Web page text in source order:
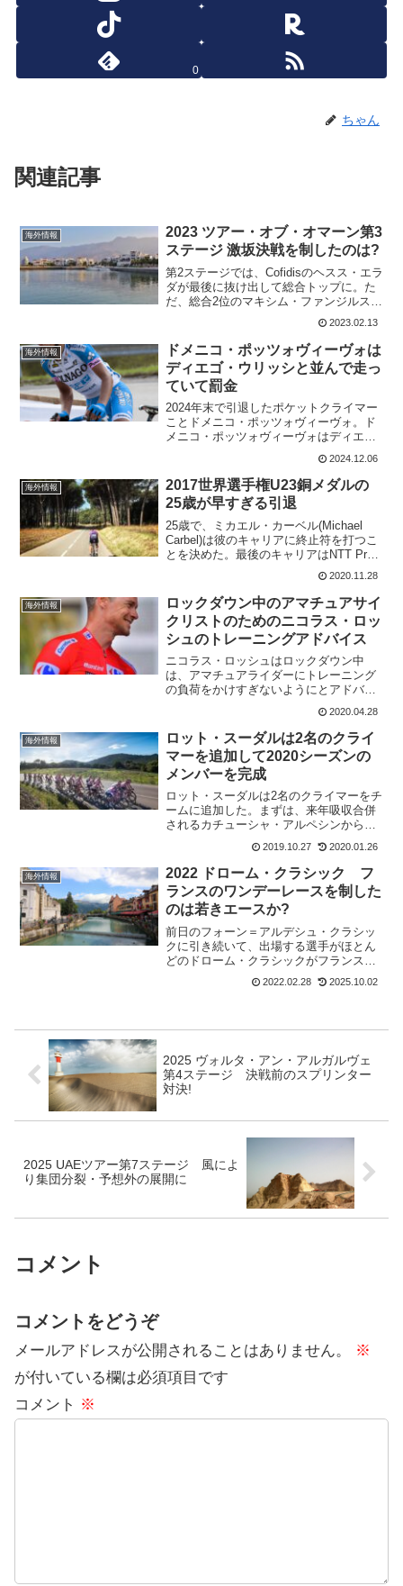
0
ちゃん
関連記事
海外情報
2023 ツアー・オブ・オマーン第3
ステージ 激坂決戦を制したのは?
第2ステージでは、Cofidisのヘスス・エラ
ダが最後に抜け出して総合トップに。た
だ、総合2位のマキシム・ファンジルス
(Lotto-Dstny)まで4秒差。ディエゴ・ウリ
ッシ(UAE Team Emirates)まで、6秒しか
ない。さらに、...
2023.02.13
海外情報
ドメニコ・ポッツォヴィーヴォは
ディエゴ・ウリッシと並んで走っ
ていて罰金
2024年末で引退したポケットクライマー
ことドメニコ・ポッツォヴィーヴォ。ド
メニコ・ポッツォヴィーヴォはディエ
ゴ・ウリッシと並んで走っていて警察に
18.5ユーロ(約3千円)の罰金を取られてし
まった。これについて、彼はイタリアの
道路交通法を変...
2024.12.06
海外情報
2017世界選手権U23銅メダルの
25歳が早すぎる引退
25歳で、ミカエル・カーベル(Michael
Carbel)は彼のキャリアに終止符を打つこ
とを決めた。最後のキャリアはNTT Pro
cycling。"All good things come to the
2020.11.28
海外情報
ロックダウン中のアマチュアサイ
クリストのためのニコラス・ロッ
シュのトレーニングアドバイス
ニコラス・ロッシュはロックダウン中
は、アマチュアライダーにトレーニング
の負荷をかけすぎないようにとアドバイ
ングするための、よりリラックスした社
会的なアプローチをとることを勧めてい
る。ニコラス・ロッシュ自身...
2020.04.28
海外情報
ロット・スーダルは2名のクライ
マーを追加して2020シーズンの
メンバーを完成
ロット・スーダルは2名のクライマーをチ
ームに追加した。まずは、来年吸収合併
されるカチューシャ・アルペシンからス
テフ・クラス(23歳)。そして、マディソ
ン・ジェネシスからマシュー・ホームズ
(25歳)。マディソン・ジェネシスは来シ
ーズンスポンサ...
2019.10.27 2020.01.26
海外情報
2022 ドローム・クラシック フ
ランスのワンデーレースを制した
のは若きエースか?
前日のフォーン＝アルデシュ・クラシッ
クに引き続いて、出場する選手がほとん
どのドローム・クラシックがフランスで
開催。昨年までは、ロイヤル・ベルナー
ル・ドローム・クラシックと呼ばれてい
2022.02.28 2025.10.02
2025 ヴォルタ・アン・アルガルヴェ
第4ステージ 決戦前のスプリンター
対決!
2025 UAEツアー第7ステージ 風によ
り集団分裂・予想外の展開に
コメント
コメントをどうぞ
メールアドレスが公開されることはありません。
※
が付いている欄は必須項目です
コメント ※